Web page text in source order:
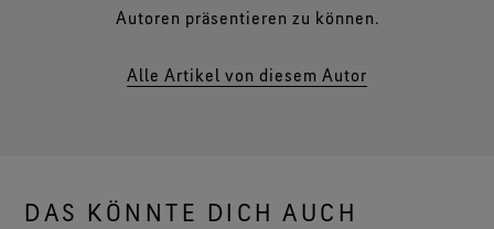
Autoren präsentieren zu können.
Alle Artikel von diesem Autor
DAS KÖNNTE DICH AUCH